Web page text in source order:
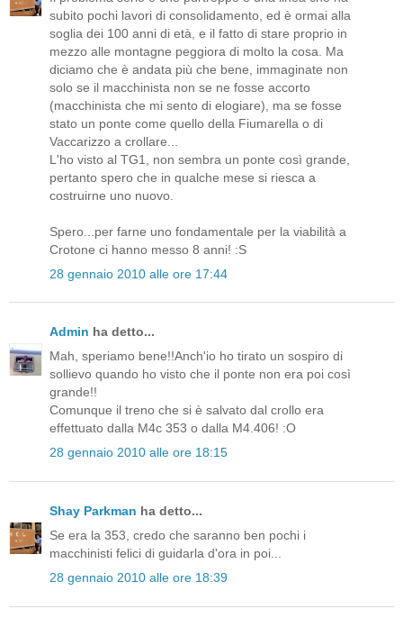
subito pochi lavori di consolidamento, ed è ormai alla
soglia dei 100 anni di età, e il fatto di stare proprio in
mezzo alle montagne peggiora di molto la cosa. Ma
diciamo che è andata più che bene, immaginate non
solo se il macchinista non se ne fosse accorto
(macchinista che mi sento di elogiare), ma se fosse
stato un ponte come quello della Fiumarella o di
Vaccarizzo a crollare...
L'ho visto al TG1, non sembra un ponte così grande,
pertanto spero che in qualche mese si riesca a
costruirne uno nuovo.
Spero...per farne uno fondamentale per la viabilità a
Crotone ci hanno messo 8 anni! :S
28 gennaio 2010 alle ore 17:44
Admin ha detto...
Mah, speriamo bene!!Anch'io ho tirato un sospiro di
sollievo quando ho visto che il ponte non era poi così
grande!!
Comunque il treno che si è salvato dal crollo era
effettuato dalla M4c 353 o dalla M4.406! :O
28 gennaio 2010 alle ore 18:15
Shay Parkman ha detto...
Se era la 353, credo che saranno ben pochi i
macchinisti felici di guidarla d'ora in poi...
28 gennaio 2010 alle ore 18:39